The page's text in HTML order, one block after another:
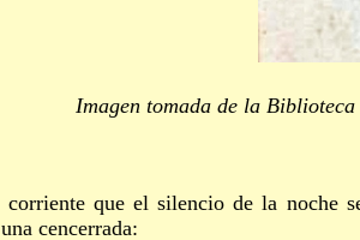
Imagen tomada de la
que el silencio de la noche se
cencerrada: